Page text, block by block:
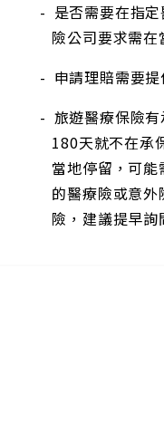
- 是否需要在指
險公司要求需在
- 申請理賠需要提
- 旅遊醫療保險有
180天就不在承
當地停留，可
的醫療險或意
險，建議提早詢